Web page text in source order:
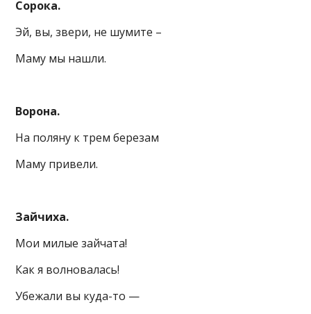
Сорока.
Эй, вы, звери, не шумите –
Маму мы нашли.
Ворона.
На поляну к трем березам
Маму привели.
Зайчиха.
Мои милые зайчата!
Как я волновалась!
Убежали вы куда-то —